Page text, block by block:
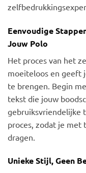
Eenvoudige
Jouw Polo
Het proces van het
moeiteloos en geeft
te brengen. Begin
tekst die jouw
gebruiksvriendelijke
proces, zodat je met
dragen.
Unieke Stijl, Geen